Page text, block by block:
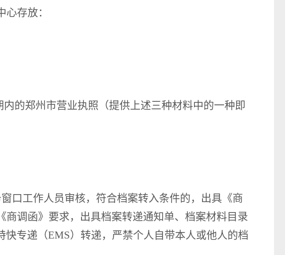
存放：
内的郑州市营业执照 （提供上述三种材料中的一种即
窗口工作人员审核，符合档案转入条件的，出具《商
商调函》要求，出具档案转递通知单、档案材料目录
快专递 （EMS）转递，严禁个人自带本人或他人的档